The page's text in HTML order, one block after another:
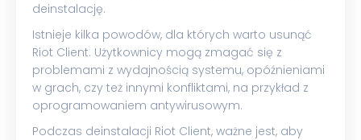
deinstalację.
Istnieje kilka powodów, dla których warto usunąć
Riot Client. Użytkownicy mogą zmagać się z
problemami z wydajnością systemu, opóźnieniami
w grach, czy też innymi konfliktami, na przykład z
oprogramowaniem antywirusowym.
Podczas deinstalacji Riot Client, ważne jest, aby